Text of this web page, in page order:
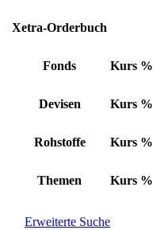
Xetra-Orderbuch
Fonds Kurs %
Devisen Kurs %
Rohstoffe Kurs %
Themen Kurs %
Erweiterte Suche